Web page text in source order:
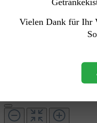
Vielen Dank für Ihr